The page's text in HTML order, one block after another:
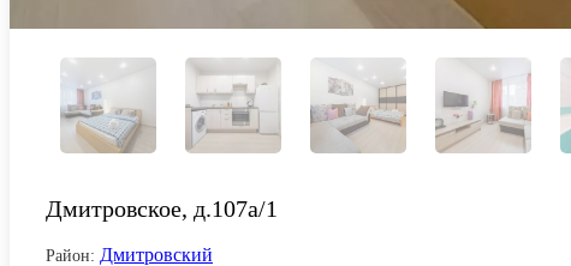
Дмитровское, д.107а/1
Район: Дмитровский